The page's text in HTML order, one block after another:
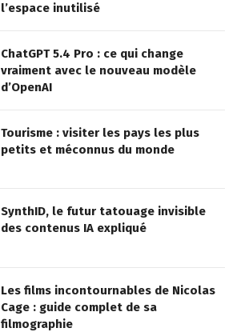
l’espace inutilisé
ChatGPT 5.4 Pro : ce qui change
vraiment avec le nouveau modèle
d’OpenAI
Tourisme : visiter les pays les plus
petits et méconnus du monde
SynthID, le futur tatouage invisible
des contenus IA expliqué
Les films incontournables de Nicolas
Cage : guide complet de sa
filmographie